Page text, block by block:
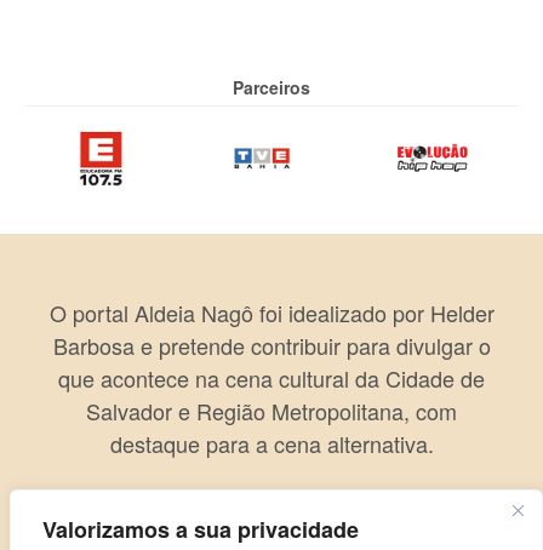
Valorizamos a sua privacidade
Parceiros
O portal Aldeia Nagô foi idealizado por Helder
Barbosa e pretende contribuir para divulgar o
que acontece na cena cultural da Cidade de
Salvador e Região Metropolitana, com
destaque para a cena alternativa.